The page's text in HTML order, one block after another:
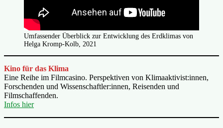
Umfassender Überblick zur Entwicklung des Erdklimas von
Helga Kromp-Kolb, 2021
Kino für das Klima
Eine Reihe im Filmcasino. Perspektiven von Klimaaktivist:innen,
Forschenden und Wissenschaftler:innen, Reisenden und
Filmschaffenden.
Infos hier